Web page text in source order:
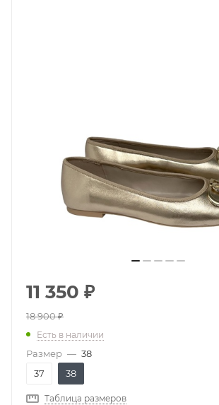
11 350 ₽
18 900₽
Есть в наличии
Размер — 38
37
38
Таблица размеров